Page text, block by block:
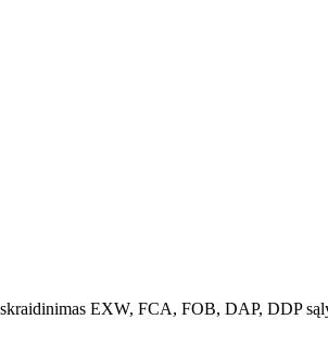
EXW, FCA, FOB, DAP, DDP